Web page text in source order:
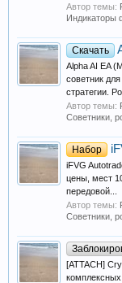
Автор темы:
Индикаторы
Скачать
Alpha AI EA
советник
стратегии.
Автор темы:
Советники,
Набор
iFVG
цены, мест
передовой...
Автор темы:
Советники,
[ATTACH]